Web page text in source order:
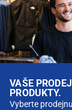
VAŠE
PRODUKTY.
Vyberte